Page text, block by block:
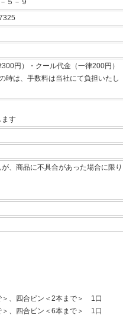
円）・クール代金（一律200円）
は、手数料は当社にて負担いたし
ます
、商品に不具合があった場合に限り
＞、四合ビン＜2本まで＞ 1口
＞、四合ビン＜6本まで＞ 1口